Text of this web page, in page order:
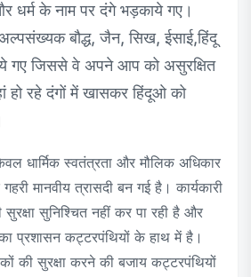
धर्म के नाम पर दंगे भड़काये गए।
बौद्ध, जैन, सिख, ईसाई,हिंदू
गए जिससे वे अपने आप को असुरक्षित
रहे दंगों में खासकर हिंदूओ को
धार्मिक स्वतंत्रता और मौलिक अधिकार
मानवीय त्रासदी बन गई है। कार्यकारी
सुनिश्चित नहीं कर पा रही है और
प्रशासन कट्टरपंथियों के हाथ में है।
की सुरक्षा करने की बजाय कट्टरपंथियों